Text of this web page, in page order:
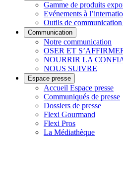
Gamme de produits
Evénements à
Outils de
Communication
Notre communication
OSER ET
NOURRIR LA
NOUS SUIVRE
Espace presse
Accueil Espace presse
Communiqués de presse
Dossiers de presse
Flexi Gourmand
Flexi Pros
La Médiathèque